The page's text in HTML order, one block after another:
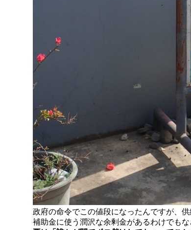
政府の命令でこの値段になったんですが、
補助金に使う潤沢な余剰金があるわけでもな